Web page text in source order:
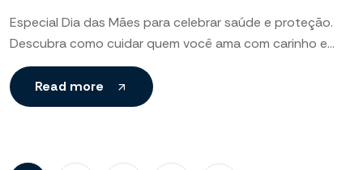
Especial Dia das Mães para celebrar saúde e proteção.
Descubra como cuidar quem você ama com carinho e
segurança no Mês das Mães El Shaday.
Read more